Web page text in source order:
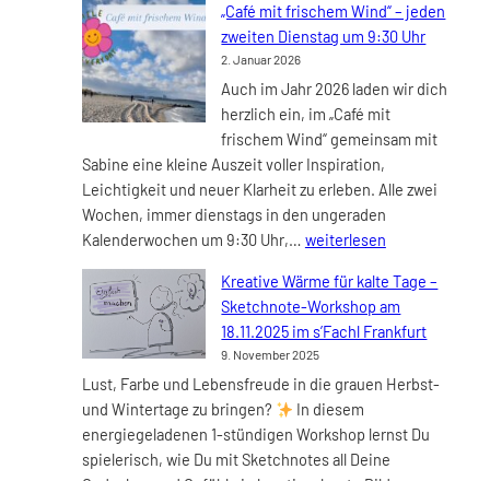
„Café mit frischem Wind“ – jeden
zweiten Dienstag um 9:30 Uhr
2. Januar 2026
Auch im Jahr 2026 laden wir dich
herzlich ein, im „Café mit
frischem Wind“ gemeinsam mit
Sabine eine kleine Auszeit voller Inspiration,
Leichtigkeit und neuer Klarheit zu erleben. Alle zwei
Wochen, immer dienstags in den ungeraden
Kalenderwochen um 9:30 Uhr,… „Café
frischem
Wind“
–
jeden
zweiten
Dienstag
um
9:30
weiterlesen
Kreative Wärme für kalte Tage –
Sketchnote-Workshop am
18.11.2025 im s’Fachl Frankfurt
9. November 2025
Lust, Farbe und Lebensfreude in die grauen Herbst-
und Wintertage zu bringen?
In diesem
energiegeladenen 1-stündigen Workshop lernst Du
spielerisch, wie Du mit Sketchnotes all Deine